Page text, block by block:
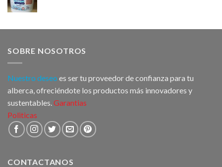
SOBRE NOSOTROS
Nuestro deseo es ser tu proveedor de confianza para tu
alberca, ofreciéndote los productos más innovadores y
sustentables. Garantias
Politicas
CONTACTANOS